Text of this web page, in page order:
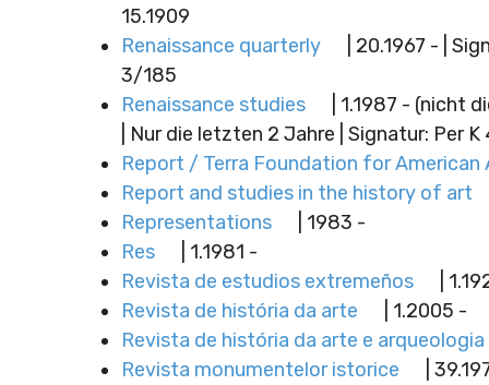
15.1909
Renaissance quarterly
| 20.1967 - |
3/185
Renaissance studies
| 1.1987 - (nicht
| Nur die letzten 2 Jahre | Signatur: Per K
Report / Terra Foundation for American
Report and studies in the history of art
Representations
| 1983 -
Res
| 1.1981 -
Revista de estudios extremeños
|
Revista de história da arte
| 1.2005 -
Revista de história da arte e arqueologia
Revista monumentelor istorice
|